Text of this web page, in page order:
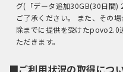
グ(「データ追加30GB(30日間)
ご了承ください。 また、その
除までに提供を受けたpovo2.0
ただきます。
■ご利用状況の取得につ